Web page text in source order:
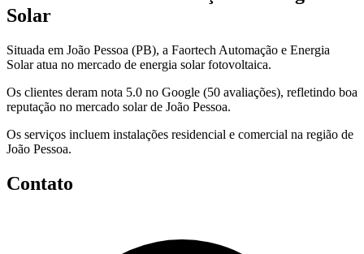
Solar
Situada em João Pessoa (PB), a Faortech Automação e Energia
Solar atua no mercado de energia solar fotovoltaica.
Os clientes deram nota 5.0 no Google (50 avaliações), refletindo boa
reputação no mercado solar de João Pessoa.
Os serviços incluem instalações residencial e comercial na região de
João Pessoa.
Contato